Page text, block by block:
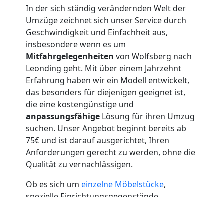
In der sich ständig verändernden Welt der
Umzüge zeichnet sich unser Service durch
Geschwindigkeit und Einfachheit aus,
insbesondere wenn es um
Mitfahrgelegenheiten von Wolfsberg nach
Leonding geht. Mit über einem Jahrzehnt
Erfahrung haben wir ein Modell entwickelt,
das besonders für diejenigen geeignet ist,
die eine kostengünstige und
anpassungsfähige Lösung für ihren Umzug
suchen. Unser Angebot beginnt bereits ab
75€ und ist darauf ausgerichtet, Ihren
Anforderungen gerecht zu werden, ohne die
Qualität zu vernachlässigen.
Ob es sich um einzelne Möbelstücke,
Umzugshelfer
Wolfsberg
Möbeltaxi
Wolfsberg
Kleintransport
Wolfsberg